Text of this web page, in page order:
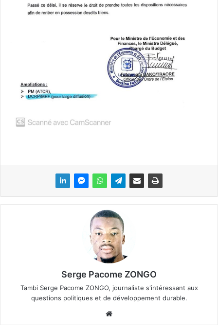
Serge Pacome ZONGO
Tambi Serge Pacome ZONGO, journaliste s'intéressant aux
questions politiques et de développement durable.
bsi